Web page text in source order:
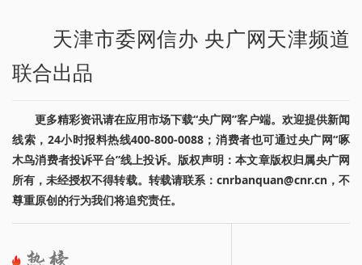
天津市委网信办 央广网天津频道
联合出品
更多精彩资讯请在应用市场下载“央广网”客户端。欢迎提供新闻
线索，24小时报料热线400-800-0088；消费者也可通过央广网“啄
木鸟消费者投诉平台”线上投诉。版权声明：本文章版权归属央广网
所有，未经授权不得转载。转载请联系：cnrbanquan@cnr.cn，不
尊重原创的行为我们将追究责任。